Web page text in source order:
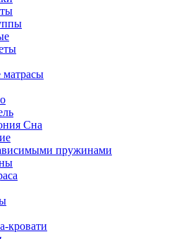
Сна
пружинами
кровати